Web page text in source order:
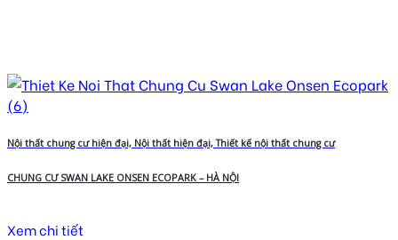
Nội thất chung cư hiện đại, Nội thất hiện đại, Thiết kế nội thất chung cư
CHUNG CƯ SWAN LAKE ONSEN ECOPARK – HÀ NỘI
Xem chi tiết